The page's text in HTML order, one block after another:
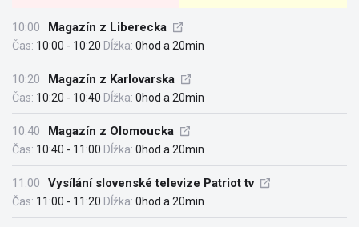
10:00 Magazín z Liberecka
Čas: 10:00 - 10:20 Dĺžka: 0hod a 20min
10:20 Magazín z Karlovarska
Čas: 10:20 - 10:40 Dĺžka: 0hod a 20min
10:40 Magazín z Olomoucka
Čas: 10:40 - 11:00 Dĺžka: 0hod a 20min
11:00 Vysílání slovenské televize Patriot tv
Čas: 11:00 - 11:20 Dĺžka: 0hod a 20min